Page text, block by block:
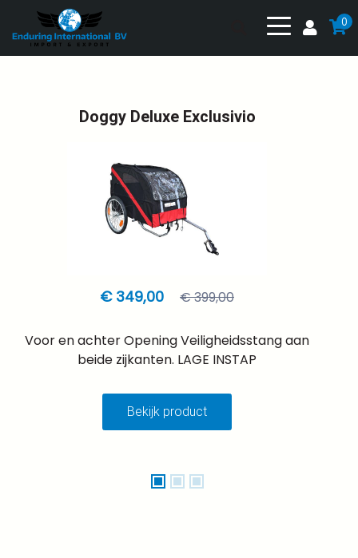
0
Doggy Deluxe Exclusivio
€ 349,00 € 399,00
Voor en achter Opening Veiligheidsstang aan
beide zijkanten. LAGE INSTAP
Bekijk product